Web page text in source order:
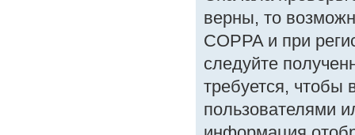
верны, то
COPPA и при
следуйте
требуется, чтобы
пользователями